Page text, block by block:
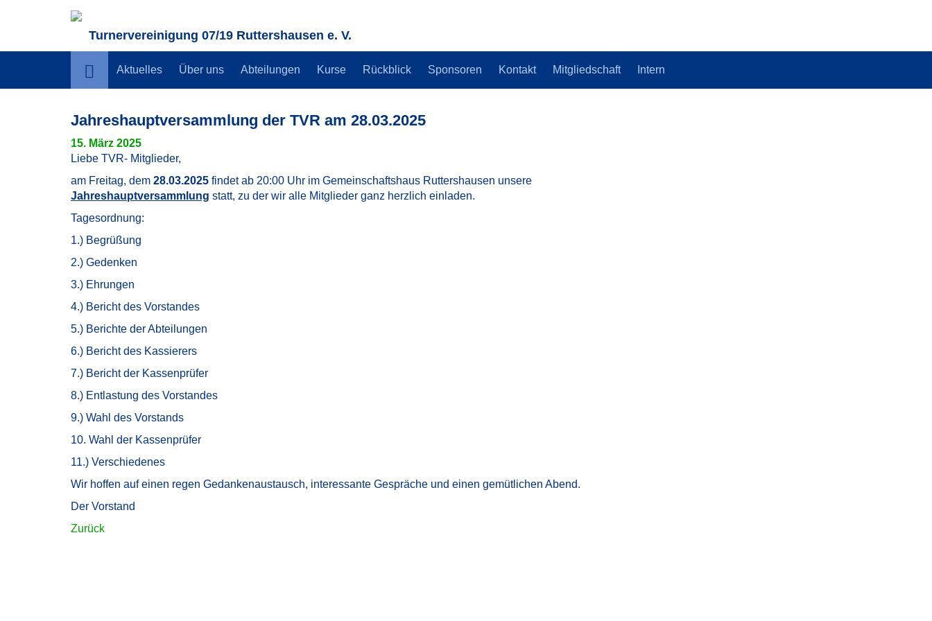
Turnervereinigung 07/19 Ruttershausen e. V.
Aktuelles Über uns Abteilungen Kurse Rückblick Sponsoren Kontakt Mitgliedschaft Intern
Jahreshauptversammlung der TVR am 28.03.2025
15. März 2025
Liebe TVR- Mitglieder,
am Freitag, dem 28.03.2025 findet ab 20:00 Uhr im Gemeinschaftshaus Ruttershausen unsere
Jahreshauptversammlung statt, zu der wir alle Mitglieder ganz herzlich einladen.
Tagesordnung:
1.) Begrüßung
2.) Gedenken
3.) Ehrungen
4.) Bericht des Vorstandes
5.) Berichte der Abteilungen
6.) Bericht des Kassierers
7.) Bericht der Kassenprüfer
8.) Entlastung des Vorstandes
9.) Wahl des Vorstands
10. Wahl der Kassenprüfer
11.) Verschiedenes
Wir hoffen auf einen regen Gedankenaustausch, interessante Gespräche und einen gemütlichen Abend.
Der Vorstand
Zurück